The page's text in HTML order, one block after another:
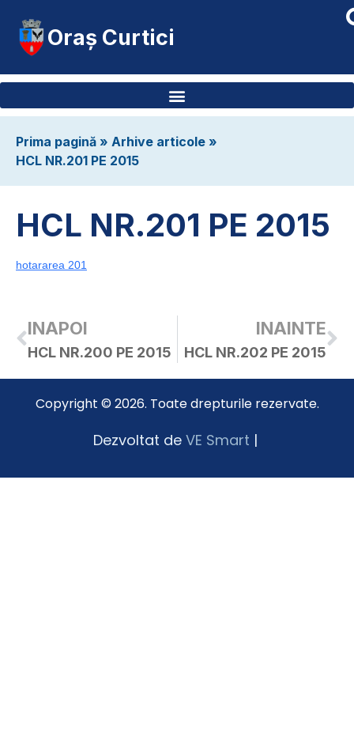
Oraș Curtici
Prima pagină » Arhive articole »
HCL NR.201 PE 2015
HCL NR.201 PE 2015
hotararea 201
INAPOI
HCL NR.200 PE 2015
INAINTE
HCL NR.202 PE 2015
Copyright © 2026. Toate drepturile rezervate.
Dezvoltat de VE Smart |